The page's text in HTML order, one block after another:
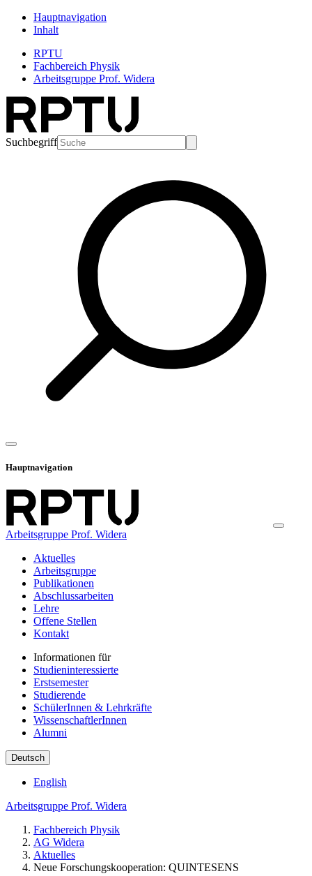
Hauptnavigation
Inhalt
RPTU
Fachbereich Physik
Arbeitsgruppe Prof. Widera
Suchbegriff
Hauptnavigation
Arbeitsgruppe Prof. Widera
Aktuelles
Arbeitsgruppe
Publikationen
Abschlussarbeiten
Lehre
Offene Stellen
Kontakt
Informationen für
Studieninteressierte
Erstsemester
Studierende
SchülerInnen & Lehrkräfte
WissenschaftlerInnen
Alumni
Deutsch
English
Arbeitsgruppe Prof. Widera
Fachbereich Physik
AG Widera
Aktuelles
Neue Forschungskooperation: QUINTESENS